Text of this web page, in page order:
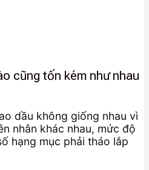
cũng tốn kém như nhau
dầu không giống nhau vì
nhân khác nhau, mức độ
hạng mục phải tháo lắp